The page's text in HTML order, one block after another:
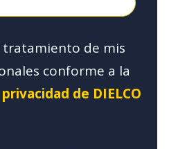
de mis
conforme a la
de DIELCO